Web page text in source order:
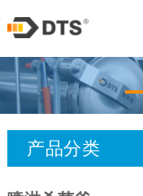
产品分类